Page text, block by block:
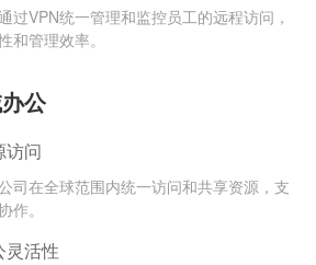
过VPN统一管理和监控员工的远程访问，
和管理效率。
公
访问
司在全球范围内统一访问和共享资源，支
作。
灵活性